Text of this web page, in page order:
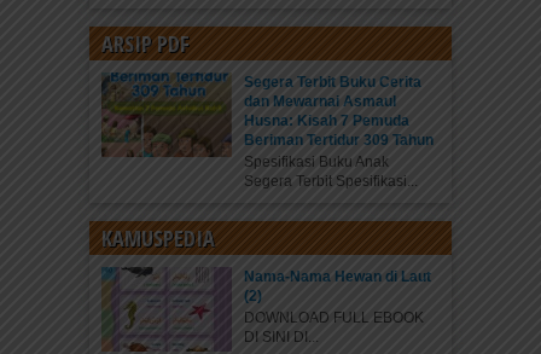
ARSIP PDF
Segera Terbit Buku Cerita
dan Mewarnai Asmaul
Husna: Kisah 7 Pemuda
Beriman Tertidur 309 Tahun
Spesifikasi Buku Anak
Segera Terbit Spesifikasi...
KAMUSPEDIA
Nama-Nama Hewan di Laut
(2)
DOWNLOAD FULL EBOOK
DI SINI DI...